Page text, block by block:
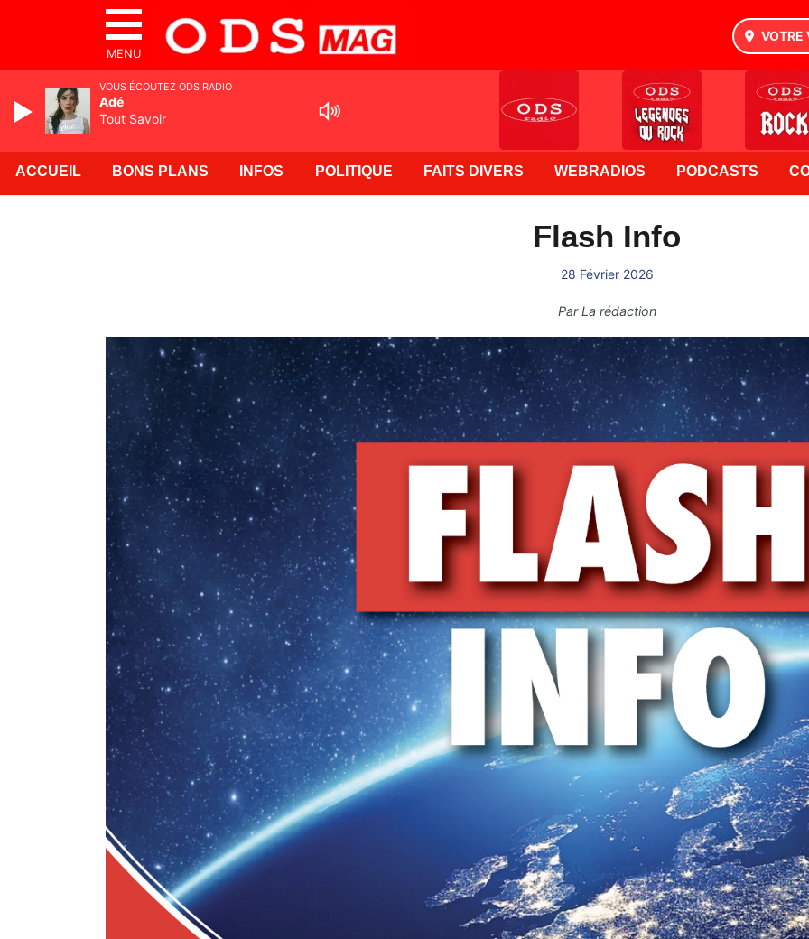
MENU
VOTRE
ACCUEIL BONS PLANS INFOS POLITIQUE FAITS DIVERS WEBRADIOS PODCASTS
Flash Info
28 Février 2026
ParLa rédaction
VOUS ÉCOUTEZ ODS RADIO
Adé
Tout Savoir